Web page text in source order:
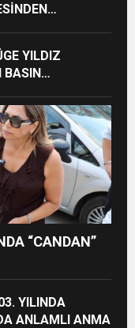
YILDIZ
BASIN
“CANDAN”
YILINDA
ANLAMLI ANMA